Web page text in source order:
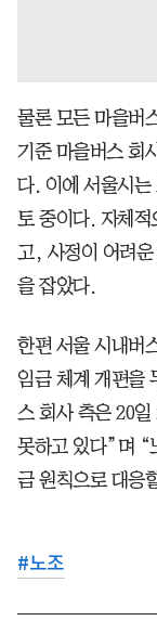
물론 모든 마을버
기준 마을버스 회
다. 이에 서울시는
토 중이다. 자체적
고, 사정이 어려
을 잡았다.
한편 서울 시내버
임금 체계 개편을
스 회사 측은 20일
못하고 있다”며 “
금 원칙으로 대응
#노조